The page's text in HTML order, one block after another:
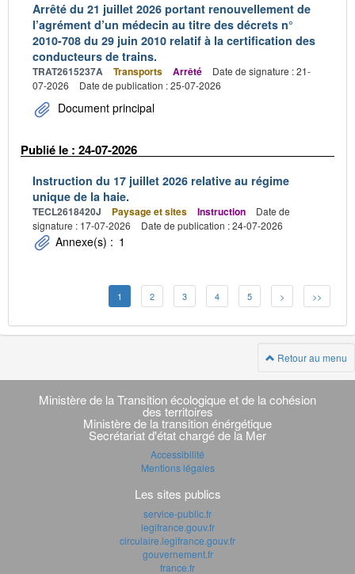
Arrêté du 21 juillet 2026 portant renouvellement de
l’agrément d’un médecin au titre des décrets n°
2010-708 du 29 juin 2010 relatif à la certification des
conducteurs de trains.
TRAT2615237A Transports Arrêté
Date de signature : 21-
07-2026
Date de publication : 25-07-2026
Document principal
Publié le : 24-07-2026
Instruction du 17 juillet 2026 relative au régime
unique de la haie.
TECL2618420J Paysage et sites Instruction
Date de
signature : 17-07-2026
Date de publication : 24-07-2026
Annexe(s) : 1
1 2 3 4 5 > >>
Retour au menu
Navigation
transverse
Ministère de la Transition écologique et de la cohésion
des territoires
Ministère de la transition énérgétique
Secrétariat d'état chargé de la Mer
Accessibilité
Mentions légales
Les sites publics
service-public.fr
legifrance.gouv.fr
circulaire.legifrance.gouv.fr
gouvernement.fr
france.fr